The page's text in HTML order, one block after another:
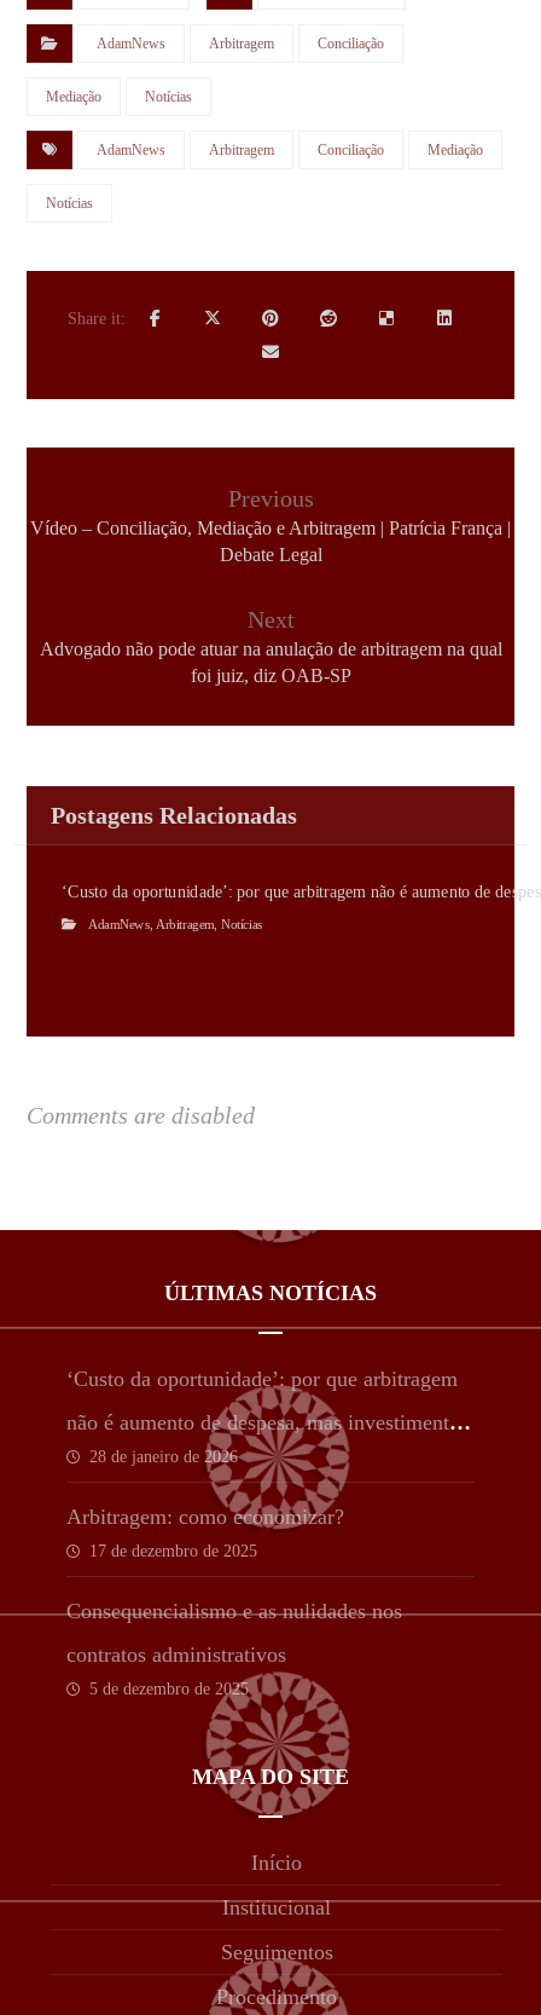
AdamNews Arbitragem Conciliação
Mediação Notícias
AdamNews Arbitragem Conciliação Mediação
Notícias
Previous
Vídeo – Conciliação, Mediação e Arbitragem | Patrícia França |
Debate Legal
Next
Advogado não pode atuar na anulação de arbitragem na qual
foi juiz, diz OAB-SP
Postagens Relacionadas
‘Custo da oportunidade’: por que arbitragem não é aumento de
AdamNews Arbitragem Notícias
Comments are disabled
ÚLTIMAS NOTÍCIAS
‘Custo da oportunidade’: por que arbitragem
não é aumento de despesa, mas investimento
estratégico
28 de janeiro de 2026
Arbitragem: como economizar?
17 de dezembro de 2025
Consequencialismo e as nulidades nos
contratos administrativos
5 de dezembro de 2025
MAPA DO SITE
Início
Institucional
Seguimentos
Procedimento